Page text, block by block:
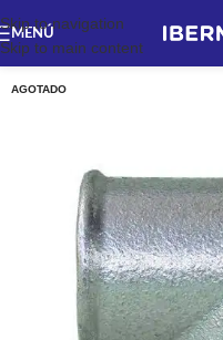
Skip to navigation
Skip to main content
MENÚ
AGOTADO